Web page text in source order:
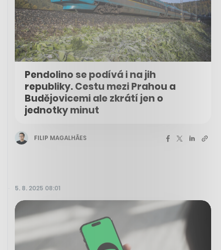
Pendolino se podívá i na jih
republiky. Cestu mezi Prahou a
Budějovicemi ale zkrátí jen o
jednotky minut
FILIP MAGALHÃES
5. 8. 2025 08:01